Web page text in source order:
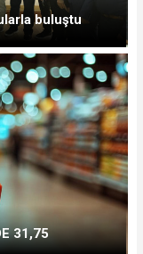
buluştu
31,75